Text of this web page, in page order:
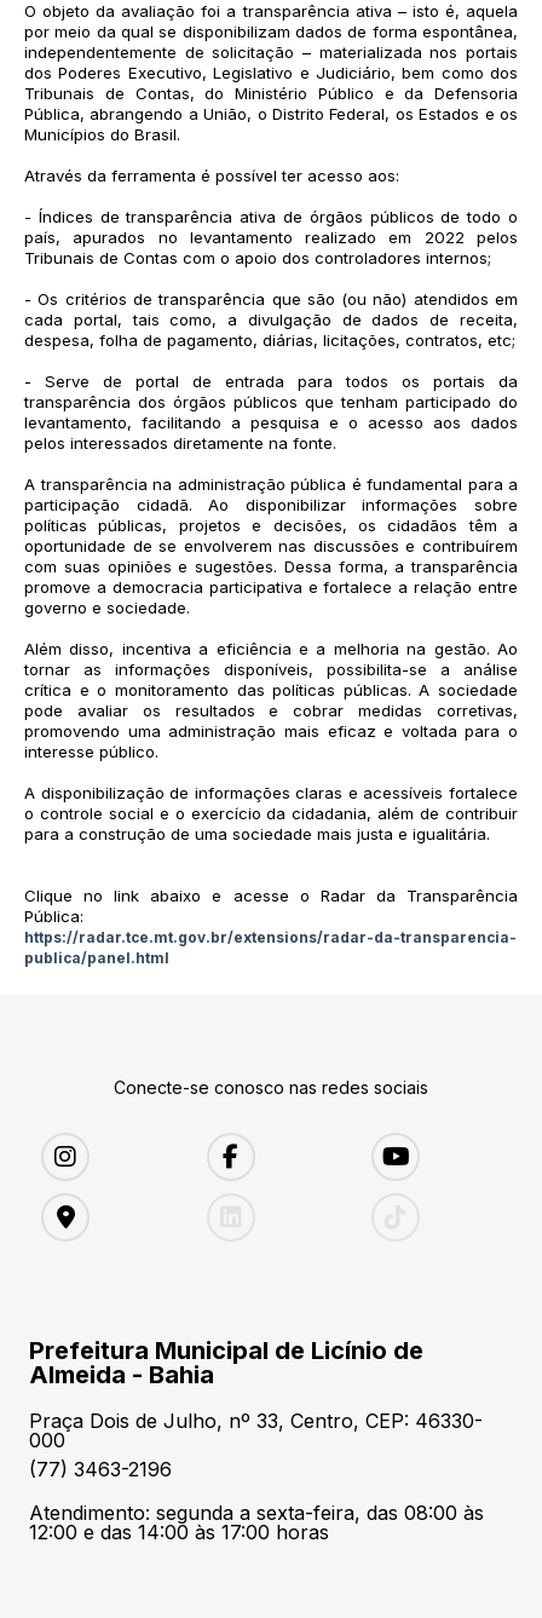
O objeto da avaliação foi a transparência ativa – isto é, aquela
por meio da qual se disponibilizam dados de forma espontânea,
independentemente de solicitação – materializada nos portais
dos Poderes Executivo, Legislativo e Judiciário, bem como dos
Tribunais de Contas, do Ministério Público e da Defensoria
Pública, abrangendo a União, o Distrito Federal, os Estados e os
Municípios do Brasil.
Através da ferramenta é possível ter acesso aos:
- Índices de transparência ativa de órgãos públicos de todo o
país, apurados no levantamento realizado em 2022 pelos
Tribunais de Contas com o apoio dos controladores internos;
- Os critérios de transparência que são (ou não) atendidos em
cada portal, tais como, a divulgação de dados de receita,
despesa, folha de pagamento, diárias, licitações, contratos, etc;
- Serve de portal de entrada para todos os portais da
transparência dos órgãos públicos que tenham participado do
levantamento, facilitando a pesquisa e o acesso aos dados
pelos interessados diretamente na fonte.
A transparência na administração pública é fundamental para a
participação cidadã. Ao disponibilizar informações sobre
políticas públicas, projetos e decisões, os cidadãos têm a
oportunidade de se envolverem nas discussões e contribuírem
com suas opiniões e sugestões. Dessa forma, a transparência
promove a democracia participativa e fortalece a relação entre
governo e sociedade.
Além disso, incentiva a eficiência e a melhoria na gestão. Ao
tornar as informações disponíveis, possibilita-se a análise
crítica e o monitoramento das políticas públicas. A sociedade
pode avaliar os resultados e cobrar medidas corretivas,
promovendo uma administração mais eficaz e voltada para o
interesse público.
A disponibilização de informações claras e acessíveis fortalece
o controle social e o exercício da cidadania, além de contribuir
para a construção de uma sociedade mais justa e igualitária.
Clique no link abaixo e acesse o Radar da Transparência
Pública:
https://radar.tce.mt.gov.br/extensions/radar-da-transparencia-
publica/panel.html
Conecte-se conosco nas redes sociais
Prefeitura Municipal de Licínio de
Almeida - Bahia
Praça Dois de Julho, nº 33, Centro, CEP: 46330-
000
(77) 3463-2196
Atendimento: segunda a sexta-feira, das 08:00 às
12:00 e das 14:00 às 17:00 horas